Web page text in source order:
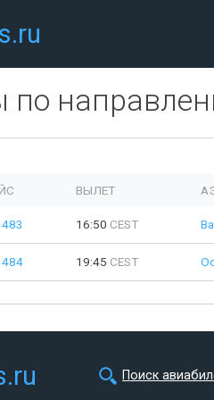
по
ВЫЛЕТ
16:50 CEST
484 19:45 CEST
Поиск